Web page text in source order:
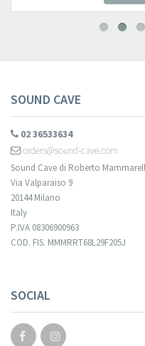
SOUND CAVE
02 36533634
orders@sound-cave.com
Sound Cave di Roberto
Via Valparaiso 9
20144 Milano
Italy
P.IVA 08306900963
COD. FIS. MMMRRT68L29F205J
SOCIAL